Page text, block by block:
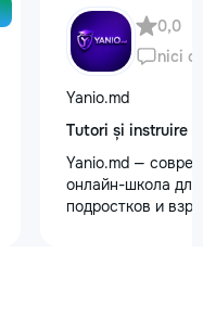
0,0
nici o
Yanio.md
Tutori și instruire
Yanio.md —
онлайн-школа для
подростков и